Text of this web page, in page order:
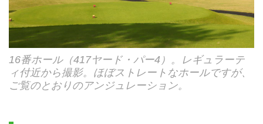
16番ホール（417ヤード・パー4）。レギュラーテ
ィ付近から撮影。ほぼストレートなホールですが、
ご覧のとおりのアンジュレーション。